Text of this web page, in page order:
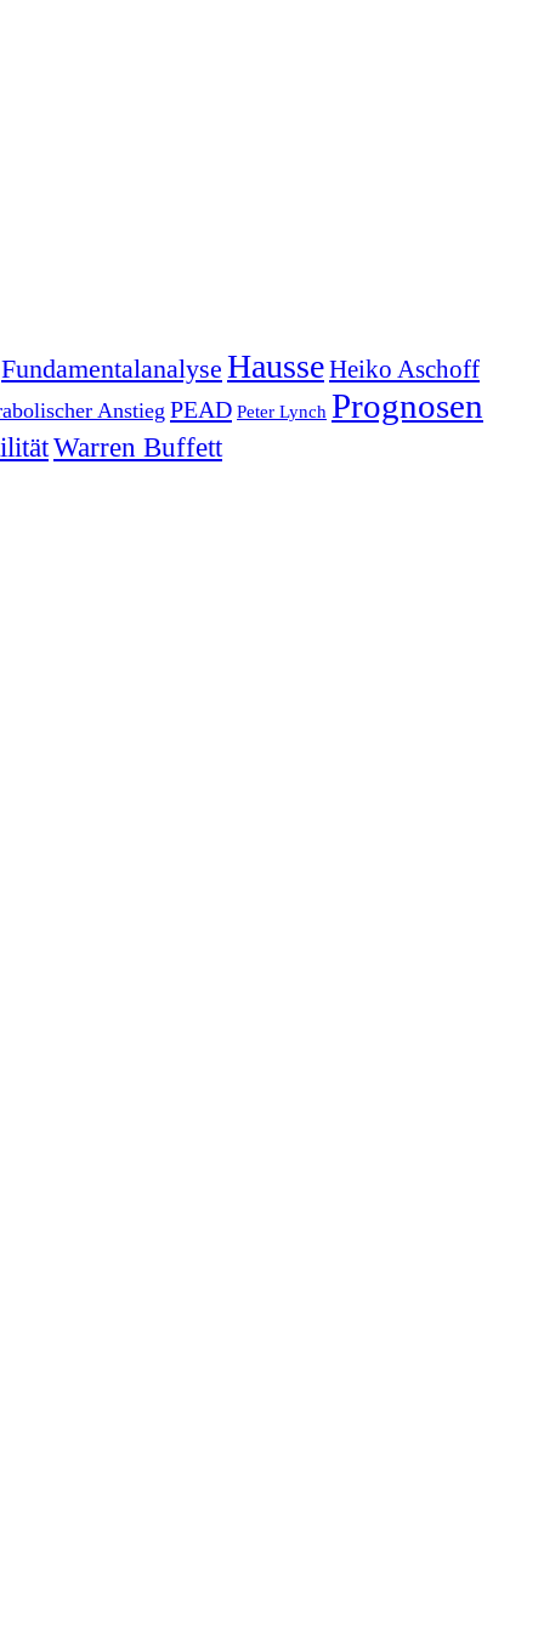
Fundamentalanalyse HausseHeiko Aschoff
Anstieg PEAD Peter Lynch Prognosen
Warren Buffett